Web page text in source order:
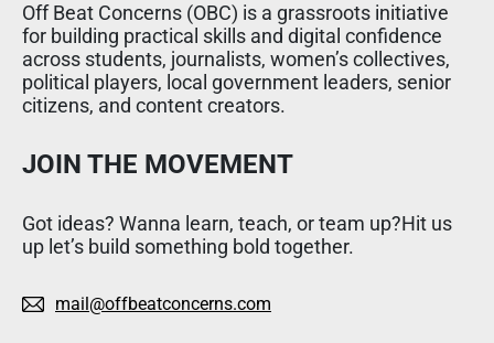
Off Beat Concerns (OBC) is a grassroots initiative
for building practical skills and digital confidence
across students, journalists, women’s collectives,
political players, local government leaders, senior
citizens, and content creators.
JOIN THE MOVEMENT
Got ideas? Wanna learn, teach, or team up?Hit us
up let’s build something bold together.
mail@offbeatconcerns.com